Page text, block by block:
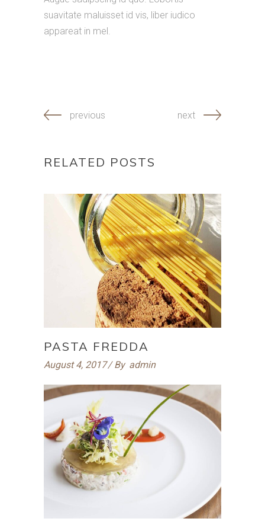
suavitate maluisset id vis, liber iudico
appareat in mel.
previous next
RELATED POSTS
PASTA FREDDA
August 4, 2017 By admin